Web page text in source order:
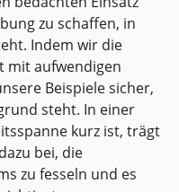
zu schaffen, in
Indem wir die
mit aufwendigen
Beispiele sicher,
steht. In einer
kurz ist, trägt
bei, die
zu fesseln und es